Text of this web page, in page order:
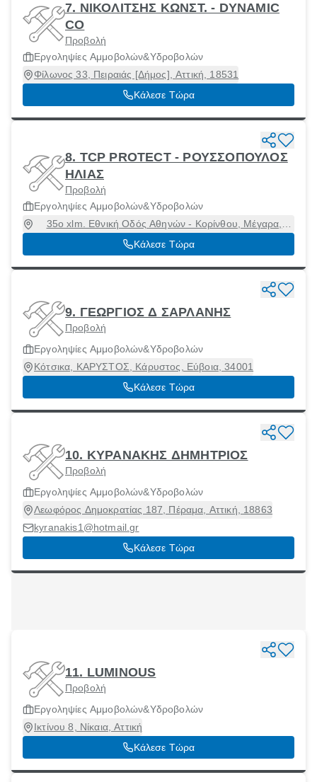
7. ΝΙΚΟΛΙΤΣΗΣ ΚΩΝΣΤ. - DYNAMIC
CO
Προβολή
Εργοληψίες Αμμοβολών&Υδροβολών
Φίλωνος 33, Πειραιάς [Δήμος], Αττική, 18531
Κάλεσε Τώρα
8. TCP PROTECT - ΡΟΥΣΣΟΠΟΥΛΟΣ
ΗΛΙΑΣ
Προβολή
Εργοληψίες Αμμοβολών&Υδροβολών
35o xlm. Εθνική Οδός Αθηνών - Κορίνθου, Μέγαρα,
Αττική, 19100
Κάλεσε Τώρα
9. ΓΕΩΡΓΙΟΣ Δ ΣΑΡΛΑΝΗΣ
Προβολή
Εργοληψίες Αμμοβολών&Υδροβολών
Κότσικα, ΚΑΡΥΣΤΟΣ, Κάρυστος, Εύβοια, 34001
Κάλεσε Τώρα
10. ΚΥΡΑΝΑΚΗΣ ΔΗΜΗΤΡΙΟΣ
Προβολή
Εργοληψίες Αμμοβολών&Υδροβολών
Λεωφόρος Δημοκρατίας 187, Πέραμα, Αττική, 18863
kyranakis1@hotmail.gr
Κάλεσε Τώρα
11. LUMINOUS
Προβολή
Εργοληψίες Αμμοβολών&Υδροβολών
Ικτίνου 8, Νίκαια, Αττική
Κάλεσε Τώρα